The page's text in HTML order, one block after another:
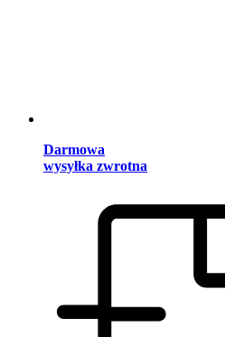
Darmowa
wysyłka zwrotna